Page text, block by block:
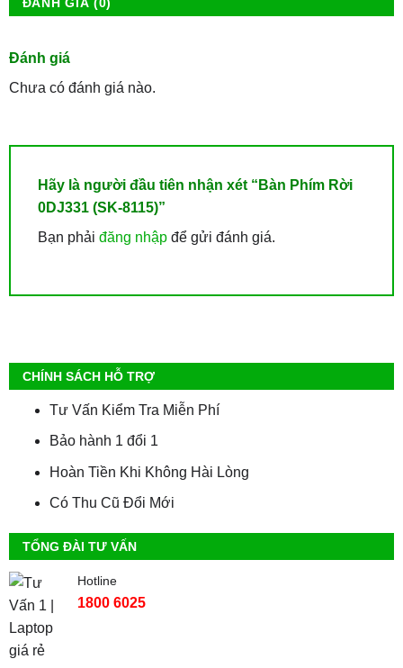
ĐÁNH GIÁ (0)
Đánh giá
Chưa có đánh giá nào.
Hãy là người đầu tiên nhận xét “Bàn Phím Rời
0DJ331 (SK-8115)”
Bạn phải đăng nhậpđể gửi đánh giá.
CHÍNH SÁCH HỖ TRỢ
Tư Vấn Kiểm Tra Miễn Phí
Bảo hành 1 đổi 1
Hoàn Tiền Khi Không Hài Lòng
Có Thu Cũ Đổi Mới
TỔNG ĐÀI TƯ VẤN
Hotline
1800 6025